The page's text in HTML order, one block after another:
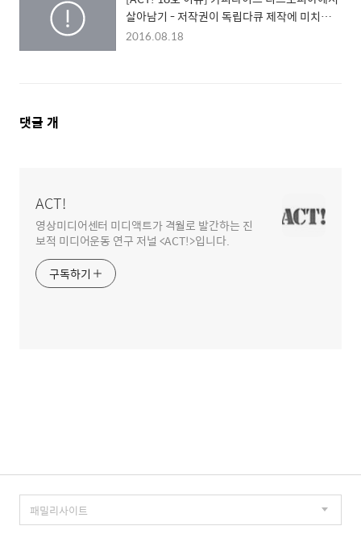
살아남기 - 저작권이 독립다큐 제작에 미치는
영향에 관한 미국 사례 -
2016.08.18
댓
댓글 개
ACT!
영상미디어센터 미디액트가 격월로 발간하는 진
보적 미디어운동 연구 저널 <ACT!>입니다.
구독하기